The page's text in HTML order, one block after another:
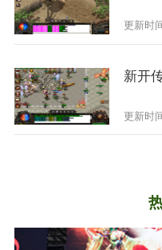
更新时
新开
更新时